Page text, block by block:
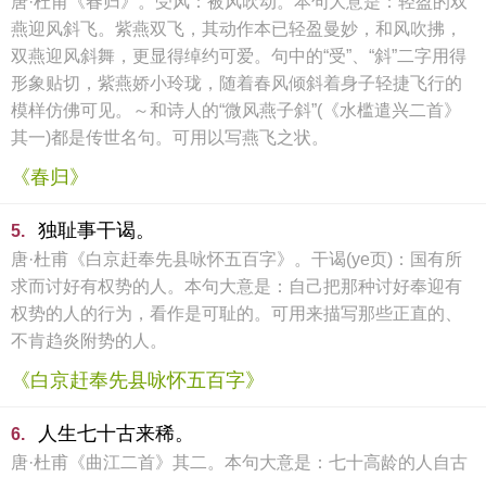
燕迎风斜飞。紫燕双飞，其动作本已轻盈曼妙，和风吹拂，
双燕迎风斜舞，更显得绰约可爱。句中的“受”、“斜”二字用得
形象贴切，紫燕娇小玲珑，随着春风倾斜着身子轻捷飞行的
模样仿佛可见。～和诗人的“微风燕子斜”(《水槛遣兴二首》
其一)都是传世名句。可用以写燕飞之状。
《春归》
5. 独耻事干谒。
唐·杜甫《白京赶奉先县咏怀五百字》。干谒(ye页)：国有所
求而讨好有权势的人。本句大意是：自己把那种讨好奉迎有
权势的人的行为，看作是可耻的。可用来描写那些正直的、
不肯趋炎附势的人。
《白京赶奉先县咏怀五百字》
6. 人生七十古来稀。
唐·杜甫《曲江二首》其二。本句大意是：七十高龄的人自古